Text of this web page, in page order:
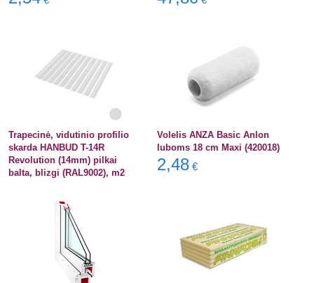
Trapecinė, vidutinio profilio
skarda HANBUD T-14R
Revolution (14mm) pilkai
balta, blizgi (RAL9002), m2
Volelis ANZA Basic Anlon
luboms 18 cm Maxi (420018)
2,48 €